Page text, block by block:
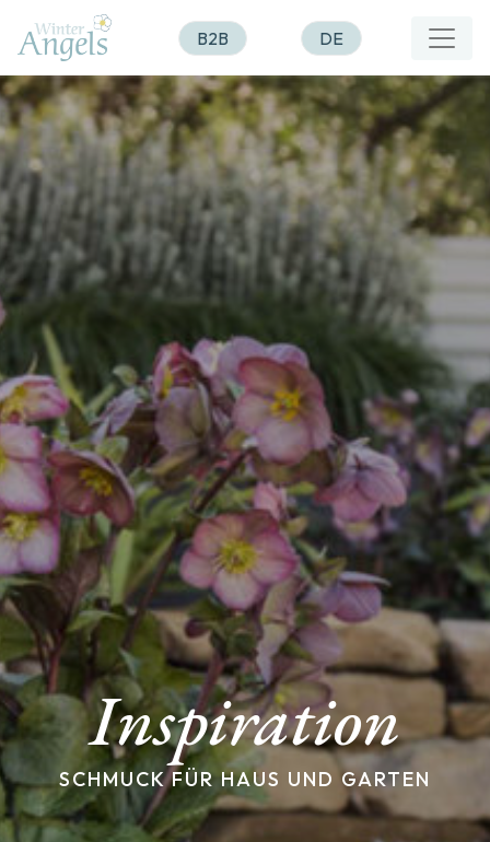
B2B DE
Inspiration
SCHMUCK FÜR HAUS UND GARTEN